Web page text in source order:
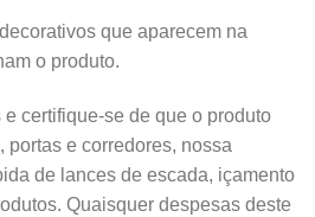
que aparecem na
o produto.
certifique-se de que o produto
portas e corredores, nossa
de lances de escada, içamento
Quaisquer despesas deste